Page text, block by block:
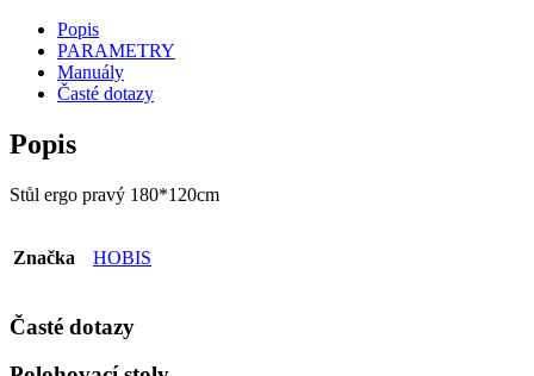
Popis
PARAMETRY
Manuály
Časté dotazy
Popis
Stůl ergo pravý 180*120cm
Značka HOBIS
Časté dotazy